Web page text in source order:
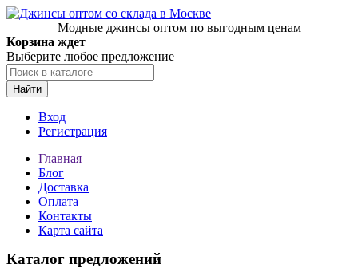
Модные джинсы оптом по выгодным ценам
Корзина ждет
Выберите любое предложение
Найти
Вход
Регистрация
Главная
Блог
Доставка
Оплата
Контакты
Карта сайта
Каталог предложений